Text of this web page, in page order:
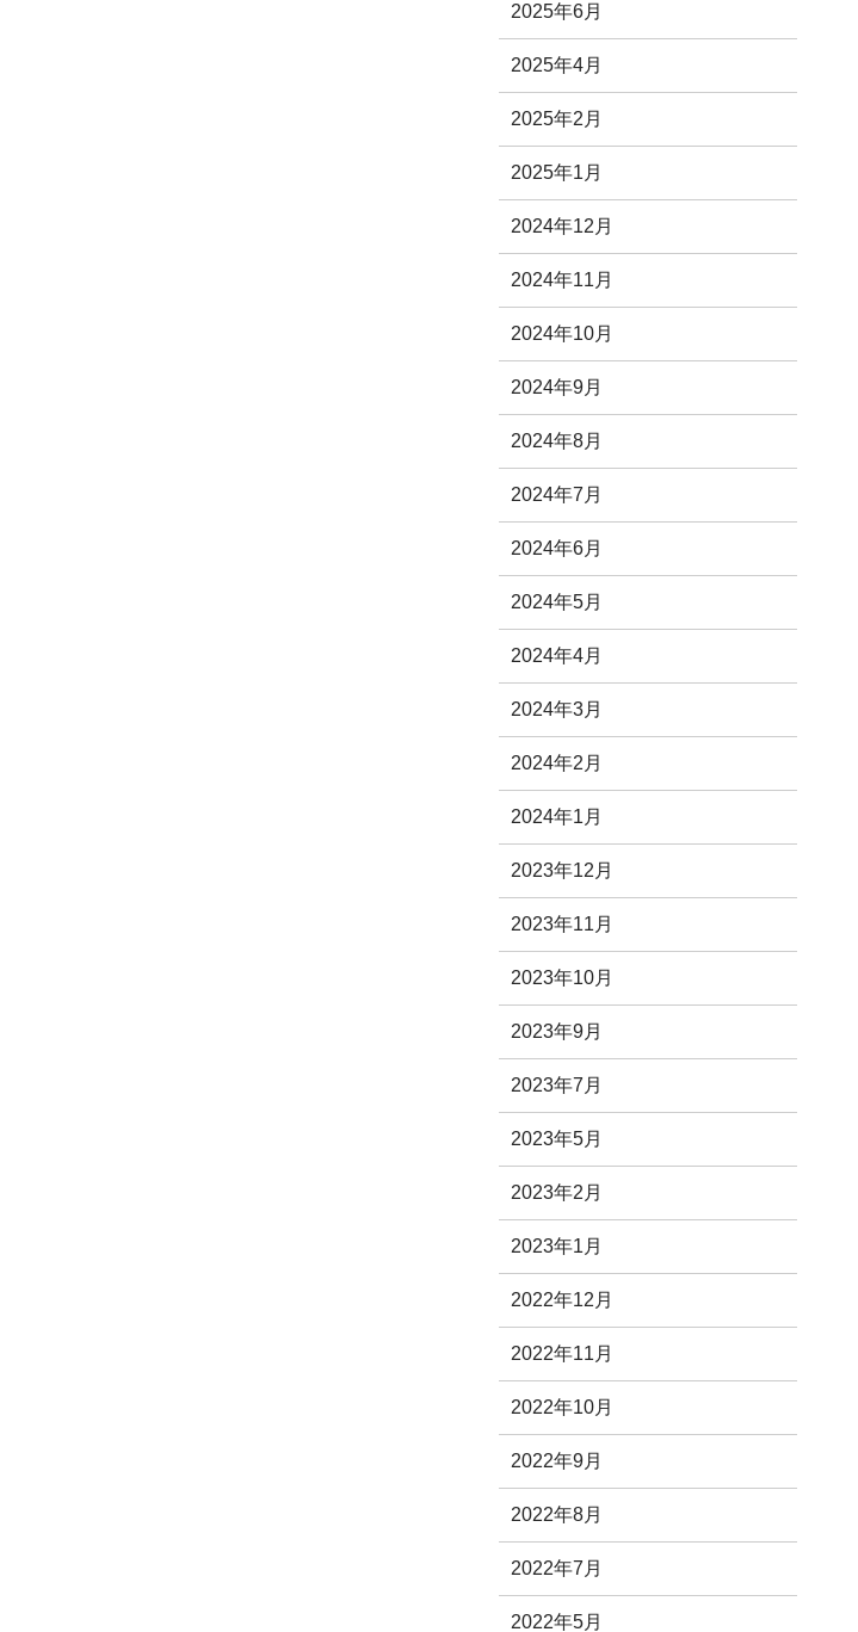
2025年6月
2025年4月
2025年2月
2025年1月
2024年12月
2024年11月
2024年10月
2024年9月
2024年8月
2024年7月
2024年6月
2024年5月
2024年4月
2024年3月
2024年2月
2024年1月
2023年12月
2023年11月
2023年10月
2023年9月
2023年7月
2023年5月
2023年2月
2023年1月
2022年12月
2022年11月
2022年10月
2022年9月
2022年8月
2022年7月
2022年5月